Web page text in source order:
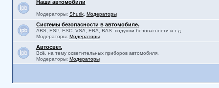
Наши автомобили
Модераторы: Shurik, Модераторы
Системы безопасности в автомобиле.
ABS, ESP, ESC, VSA, EBA, BAS. подушки безопасности и т.д.
Модераторы: Модераторы
Автосвет.
Всё, на тему осветительных приборов автомобиля.
Модераторы: Модераторы